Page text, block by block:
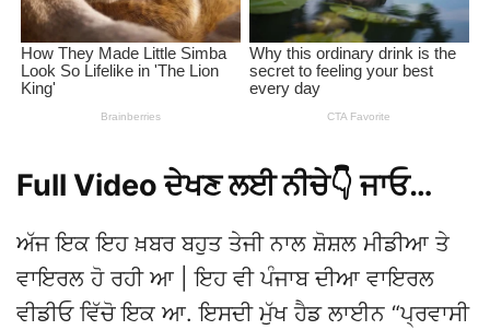
Full Video ਦੇਖਣ ਲਈ ਨੀਚੇ👇 ਜਾਓ…
ਅੱਜ ਇਕ ਇਹ ਖ਼ਬਰ ਬਹੁਤ ਤੇਜੀ ਨਾਲ ਸ਼ੋਸ਼ਲ ਮੀਡੀਆ ਤੇ
ਵਾਇਰਲ ਹੋ ਰਹੀ ਆ | ਇਹ ਵੀ ਪੰਜਾਬ ਦੀਆ ਵਾਇਰਲ
ਵੀਡੀਓ ਵਿੱਚੋ ਇਕ ਆ. ਇਸਦੀ ਮੁੱਖ ਹੈਡ ਲਾਈਨ “ਪ੍ਰਵਾਸੀ